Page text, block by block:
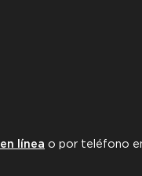
en línea o por teléfono